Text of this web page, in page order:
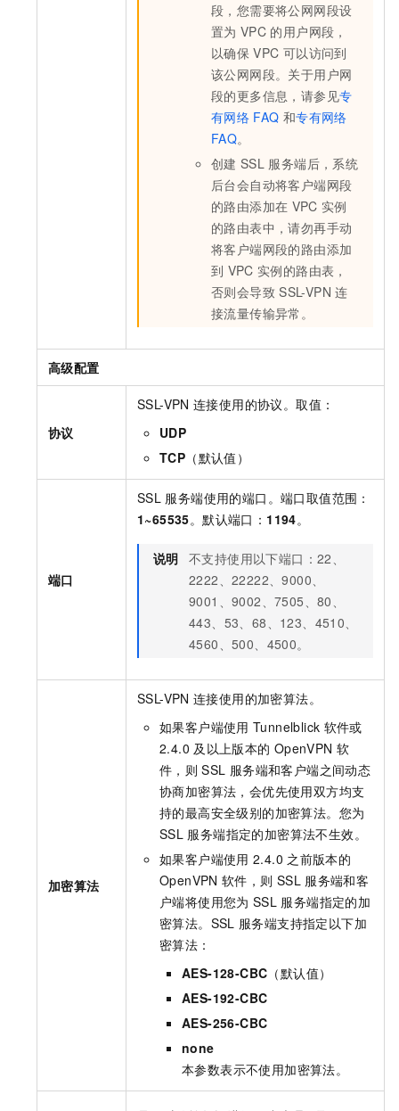
段，您需要将公网网段设
置为 VPC 的用户网段，
以确保 VPC 可以访问到
该公网网段。关于用户网
段的更多信息，请参见专
有网络 FAQ 和专有网络
FAQ。
创建 SSL 服务端后，系统
后台会自动将客户端网段
的路由添加在 VPC 实例
的路由表中，请勿再手动
将客户端网段的路由添加
到 VPC 实例的路由表，
否则会导致 SSL-VPN 连
接流量传输异常。
高级配置
协议
SSL-VPN 连接使用的协议。取值：
UDP
TCP （默认值）
端口
SSL 服务端使用的端口。端口取值范围：
1~65535。默认端口： 1194。
说明 不支持使用以下端口： 22、
2222、22222、9000、
9001、9002、7505、80、
443、53、68、123、4510、
4560、500、4500。
加密算法
SSL-VPN 连接使用的加密算法。
如果客户端使用 Tunnelblick 软件或
2.4.0 及以上版本的 OpenVPN 软
件，则 SSL 服务端和客户端之间动态
协商加密算法，会优先使用双方均支
持的最高安全级别的加密算法。您为
SSL 服务端指定的加密算法不生效。
如果客户端使用 2.4.0 之前版本的
OpenVPN 软件，则 SSL 服务端和客
户端将使用您为 SSL 服务端指定的加
密算法。SSL 服务端支持指定以下加
密算法：
AES-128-CBC （默认值）
AES-192-CBC
AES-256-CBC
none
本参数表示不使用加密算法。